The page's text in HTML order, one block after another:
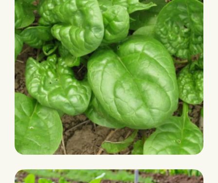
Smooth
HR: Pe:1-15,17,20